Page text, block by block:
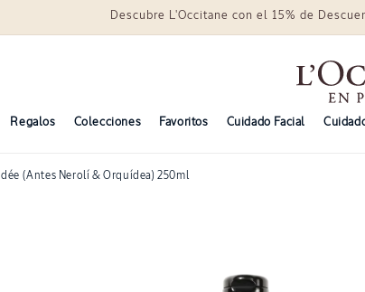
Descubre L'Occitane con el 15% de
Regalos Colecciones Favoritos Cuidado Facial
(Antes Nerolí & Orquídea) 250ml